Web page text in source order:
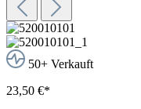
50+ Verkauft
23,50 €*